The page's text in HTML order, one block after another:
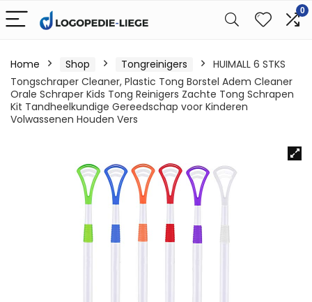
0
Home Shop Tongreinigers
HUIMALL 6 STKS
Tongschraper Cleaner, Plastic Tong Borstel Adem Cleaner
Orale Schraper Kids Tong Reinigers Zachte Tong Schrapen
Kit Tandheelkundige Gereedschap voor Kinderen
Volwassenen Houden Vers